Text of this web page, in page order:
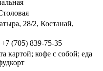
28/2, Костанай,
(705) 839-75-35
картой; кофе с собой; еда